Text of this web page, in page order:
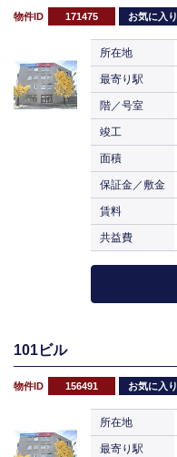
物件ID 171475 お気に入り
所在地
最寄り駅
階／号室
竣工
面積
保証金／敷金
賃料
共益費
101ビル
物件ID 156491 お気に入り
所在地
最寄り駅